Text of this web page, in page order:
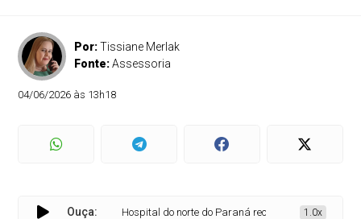
Por:Tissiane Merlak
Fonte:Assessoria
04/06/2026 às 13h18
Ouça: Hospital do norte do Paraná recebe aparelhos para
1.0x